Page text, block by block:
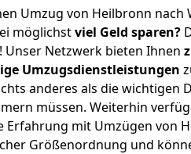
Umzug von Heilbronn nach
möglichstviel Geld sparen?
Unser Netzwerk bieten Ihnen
Umzugsdienstleistungen
anderes als die wichtigen
müssen. Weiterhin
Erfahrung mit Umzügen von
Größenordnung und